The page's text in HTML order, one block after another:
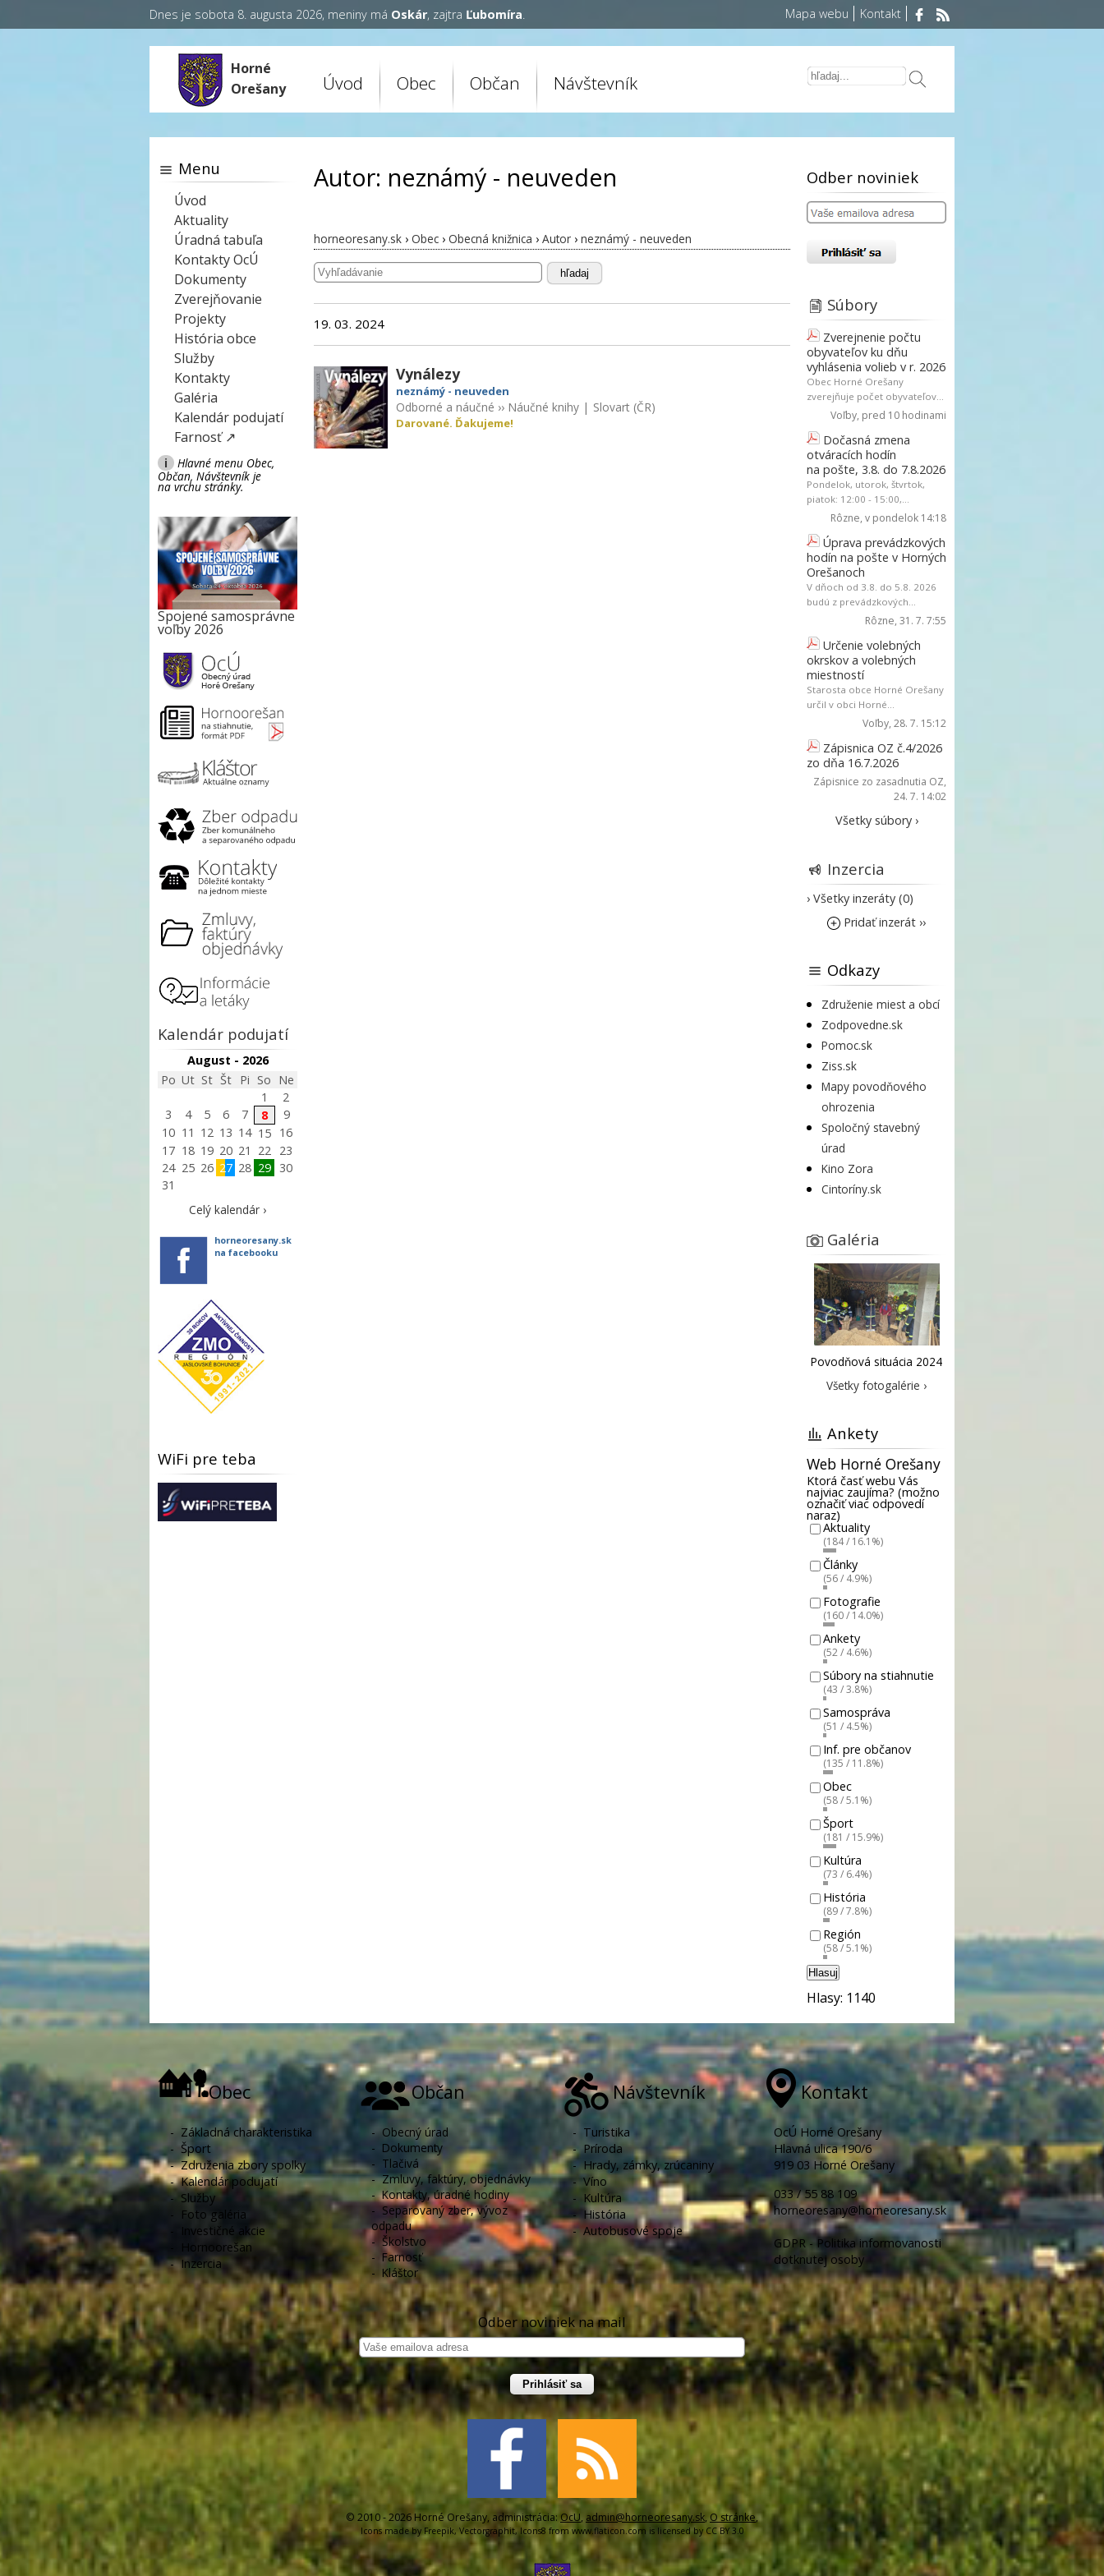
Dnes je sobota 8. augusta 2026, meniny má Oskár, zajtra Ľubomíra. Mapa webu Kontakt
Horné
Orešany
Úvod Obec Občan Návštevník
Autor: neznámý - neuveden
horneoresany.sk › Obec › Obecná knižnica › Autor › neznámý - neuveden
hľadaj
19. 03. 2024
Vynálezy
neznámý - neuveden
Odborné a náučné ›› Náučné knihy | Slovart (ČR)
Darované. Ďakujeme!
Menu
Úvod
Aktuality
Úradná tabuľa
Kontakty OcÚ
Dokumenty
Zverejňovanie
Projekty
História obce
Služby
Kontakty
Galéria
Kalendár podujatí
Farnosť ↗
i
Hlavné menu Obec,
Občan, Návštevník je
na vrchu stránky.
Spojené samosprávne
voľby 2026
Kalendár podujatí
August - 2026
Po Ut St Št Pi So Ne
1
2
3
4 5 6 7 8
9
10 11 12 13 14 15
16
17 18 19 20 21 22
23
24 25 26 27 28 29
30
31
Celý kalendár ›
horneoresany.sk
na facebooku
WiFi pre teba
Odber noviniek
Súbory
Zverejnenie počtu
obyvateľov ku dňu
vyhlásenia volieb v r. 2026
Obec Horné Orešany
zverejňuje počet obyvateľov...
Voľby, pred 10 hodinami
Dočasná zmena
otváracích hodín
na pošte, 3.8. do 7.8.2026
Pondelok, utorok, štvrtok,
piatok: 12:00 - 15:00,...
Rôzne, v pondelok 14:18
Úprava prevádzkových
hodín na pošte v Horných
Orešanoch
V dňoch od 3.8. do 5.8. 2026
budú z prevádzkových...
Rôzne, 31. 7. 7:55
Určenie volebných
okrskov a volebných
miestností
Starosta obce Horné Orešany
určil v obci Horné...
Voľby, 28. 7. 15:12
Zápisnica OZ č.4/2026
zo dňa 16.7.2026
Zápisnice zo zasadnutia OZ,
24. 7. 14:02
Všetky súbory ›
Inzercia
› Všetky inzeráty (0)
Pridať inzerát ››
Odkazy
Združenie miest a obcí
Zodpovedne.sk
Pomoc.sk
Ziss.sk
Mapy povodňového
ohrozenia
Spoločný stavebný
úrad
Kino Zora
Cintoríny.sk
Galéria
Povodňová situácia 2024
Všetky fotogalérie ›
Ankety
Web Horné Orešany
Ktorá časť webu Vás
najviac zaujíma? (možno
označiť viac odpovedí
naraz)
Aktuality
(184 / 16.1%)
Články
(56 / 4.9%)
Fotografie
(160 / 14.0%)
Ankety
(52 / 4.6%)
Súbory na stiahnutie
(43 / 3.8%)
Samospráva
(51 / 4.5%)
Inf. pre občanov
(135 / 11.8%)
Obec
(58 / 5.1%)
Šport
(181 / 15.9%)
Kultúra
(73 / 6.4%)
História
(89 / 7.8%)
Región
(58 / 5.1%)
Hlasuj
Hlasy: 1140
Obec
- Základná charakteristika
- Šport
-Združenia zbory spolky
-Kalendár podujatí
- Služby
- Foto galéria
- Investičné akcie
Hornoorešan
-Inzercia
Občan
- Obecný úrad
- Dokumenty
- Tlačivá
-Zmluvy, faktúry, objednávky
-Kontakty, úradné hodiny
-Separovaný zber, vývoz
odpadu
- Školstvo
-Farnosť
- Kláštor
Návštevník
- Turistika
- Príroda
-Hrady, zámky, zrúcaniny
-Víno
- Kultúra
- História
-Autobusové spoje
Kontakt
OcÚ Horné Orešany
Hlavná ulica 190/6
919 03 Horné Orešany
033 / 55 88 109
horneoresany@horneoresany.sk
GDPR - Politika informovanosti
dotknutej osoby
Odber noviniek na mail
Prihlásiť sa
© 2010 - 2026 Horné Orešany, administrácia: OcU, admin@horneoresany.sk, O stránke,
Icons made by Freepik, Vectorgraphit, Icons8 from www.flaticon.com is licensed by CC BY 3.0